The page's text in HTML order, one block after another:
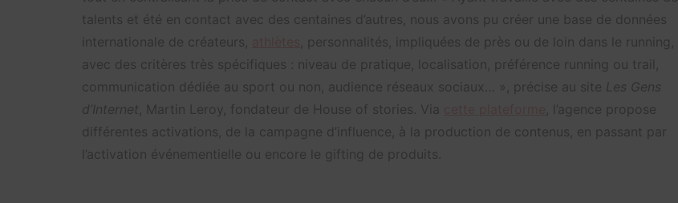
talents et été en contact avec des centaines d’autres, nous avons pu créer une base de données
internationale de créateurs,
, personnalités, impliquées de près ou de loin dans le running,
avec des critères très spécifiques : niveau de pratique, localisation, préférence running ou trail,
communication dédiée au sport ou non, audience réseaux sociaux… », précise au site Les Gens
d’Internet , Martin Leroy, fondateur de House of stories. Via
, l’agence propose
différentes activations, de la campagne d’influence, à la production de contenus, en passant par
l’activation événementielle ou encore le gifting de produits.